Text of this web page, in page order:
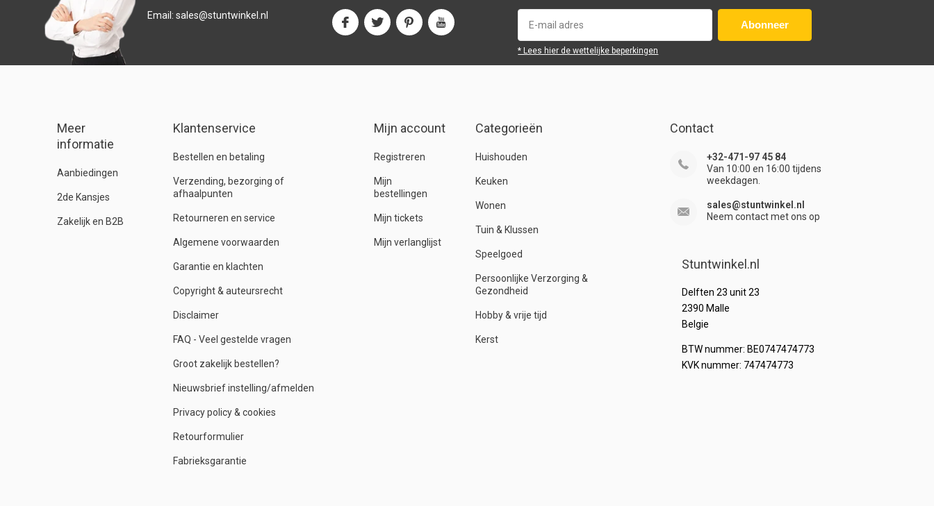
Email: sales@stuntwinkel.nl
Abonneer
* Lees hier de wettelijke beperkingen
Meer
informatie
Aanbiedingen
2de Kansjes
Zakelijk en B2B
Klantenservice
Bestellen en betaling
Verzending, bezorging of
afhaalpunten
Retourneren en service
Algemene voorwaarden
Garantie en klachten
Copyright & auteursrecht
Disclaimer
FAQ - Veel gestelde vragen
Groot zakelijk bestellen?
Nieuwsbrief instelling/afmelden
Privacy policy & cookies
Retourformulier
Fabrieksgarantie
Mijn account
Registreren
Mijn
bestellingen
Mijn tickets
Mijn verlanglijst
Categorieën
Huishouden
Keuken
Wonen
Tuin & Klussen
Speelgoed
Persoonlijke Verzorging &
Gezondheid
Hobby & vrije tijd
Kerst
Contact
+32-471-97 45 84
Van 10:00 en 16:00 tijdens
weekdagen.
sales@stuntwinkel.nl
Neem contact met ons op
Stuntwinkel.nl
Delften 23 unit 23
2390 Malle
Belgie
BTW nummer: BE0747474773
KVK nummer: 747474773